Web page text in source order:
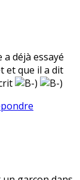
déjà essayé
et que il a dit